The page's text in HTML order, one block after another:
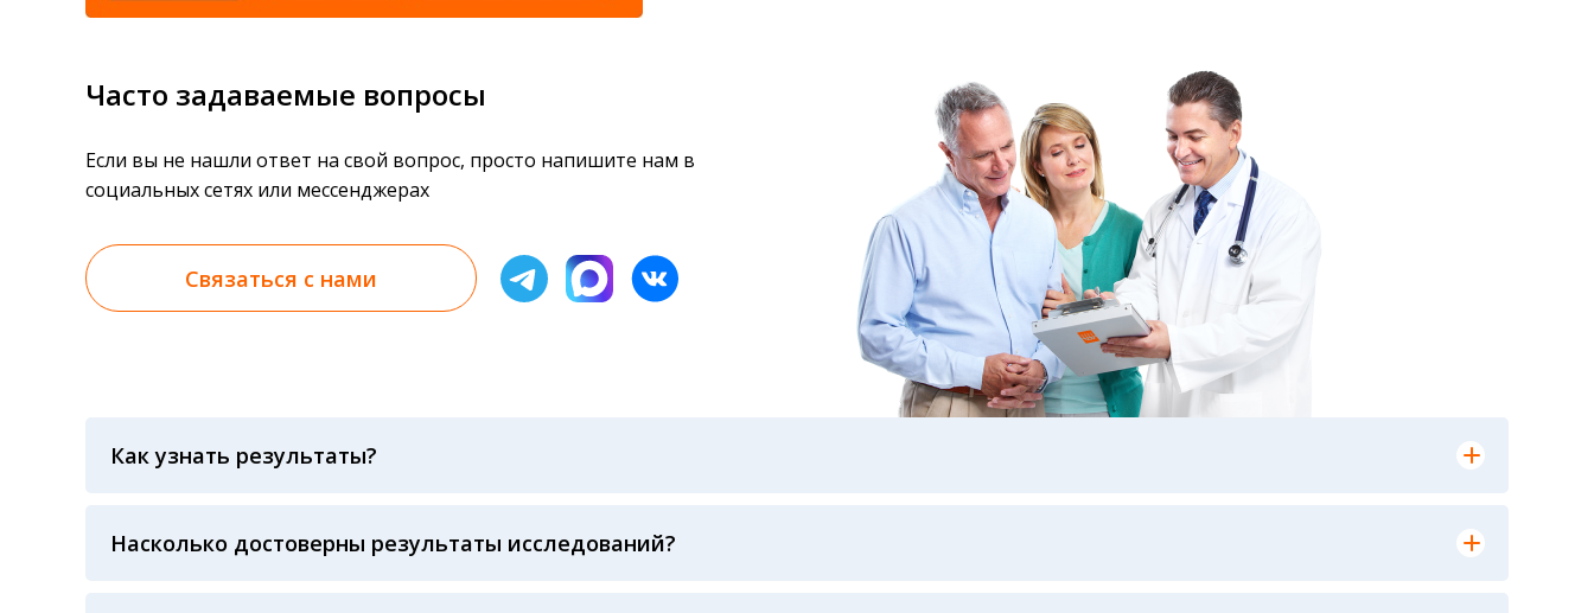
Часто задаваемые вопросы
Если вы не нашли ответ на свой вопрос, просто напишите нам в
социальных сетях или мессенджерах
Связаться с нами
Как узнать результаты?
анализов при предъявлении паспорта или чека об оплате
Насколько достоверны результаты исследований?
Гарантия качества лабораторных тестов обеспечивается соблюдением международных стандартов выполнения лабораторных исследований и